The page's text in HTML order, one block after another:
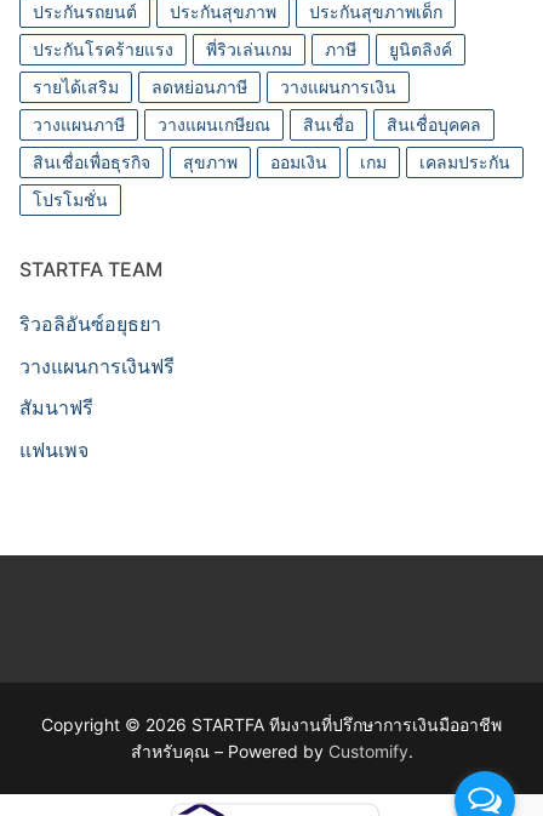
ประกันรถยนต์
ประกันสุขภาพ
ประกันสุขภาพเด็ก
ประกันโรคร้ายแรง
พี่ริวเล่นเกม ภาษี
ยูนิตลิงค์
รายได้เสริม
ลดหย่อนภาษี
วางแผนการเงิน
วางแผนภาษี
วางแผนเกษียณ สินเชื่อ
สินเชื่อบุคคล
สินเชื่อเพื่อธุรกิจ
สุขภาพ ออมเงิน เกม
เคลมประกัน
โปรโมชั่น
STARTFA TEAM
ริวอลิอันซ์อยุธยา
วางแผนการเงินฟรี
สัมนาฟรี
แฟนเพจ
Copyright © 2026 STARTFA ทีมงานที่ปรึกษาการเงินมืออาชีพ
สำหรับคุณ – Powered by Customify.